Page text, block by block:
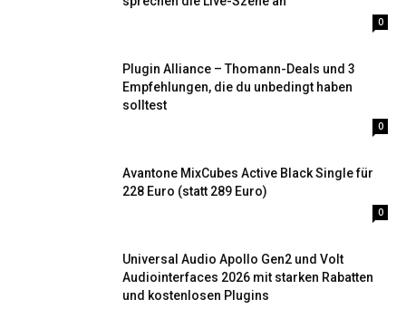
0
Plugin Alliance – Thomann-Deals und 3
Empfehlungen, die du unbedingt haben
solltest
0
Avantone MixCubes Active Black Single für
228 Euro (statt 289 Euro)
0
Universal Audio Apollo Gen2 und Volt
Audiointerfaces 2026 mit starken Rabatten
und kostenlosen Plugins